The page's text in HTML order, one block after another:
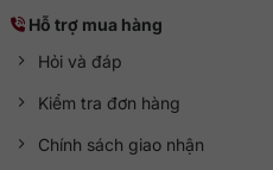
Hỗ trợ mua hàng
Hỏi và đáp
Kiểm tra đơn hàng
Chính sách giao nhận